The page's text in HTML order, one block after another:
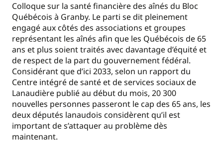
Colloque sur la santé financière des aînés du Bloc
Québécois à Granby. Le parti se dit pleinement
engagé aux côtés des associations et groupes
représentant les aînés afin que les Québécois de 65
ans et plus soient traités avec davantage d’équité et
de respect de la part du gouvernement fédéral.
Considérant que d’ici 2033, selon un rapport du
Centre intégré de santé et de services sociaux de
Lanaudière publié au début du mois, 20 300
nouvelles personnes passeront le cap des 65 ans, les
deux députés lanaudois considèrent qu’il est
important de s’attaquer au problème dès
maintenant.